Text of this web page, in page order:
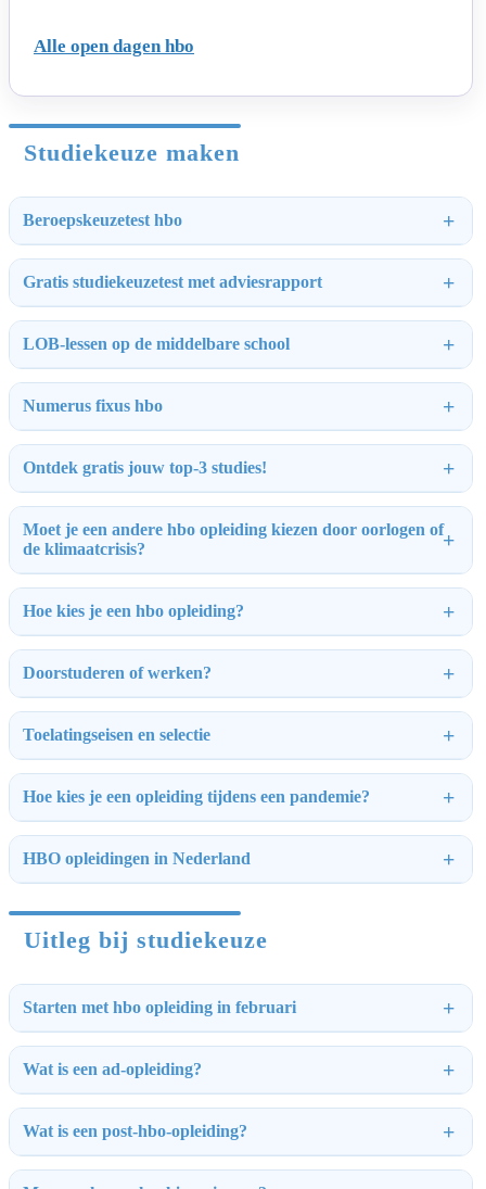
Alle open dagen hbo
Studiekeuze maken
Beroepskeuzetest hbo
Gratis studiekeuzetest met adviesrapport
LOB-lessen op de middelbare school
Numerus fixus hbo
Ontdek gratis jouw top-3 studies!
Moet je een andere hbo opleiding kiezen door oorlogen of
de klimaatcrisis?
Hoe kies je een hbo opleiding?
Doorstuderen of werken?
Toelatingseisen en selectie
Hoe kies je een opleiding tijdens een pandemie?
HBO opleidingen in Nederland
Uitleg bij studiekeuze
Starten met hbo opleiding in februari
Wat is een ad-opleiding?
Wat is een post-hbo-opleiding?